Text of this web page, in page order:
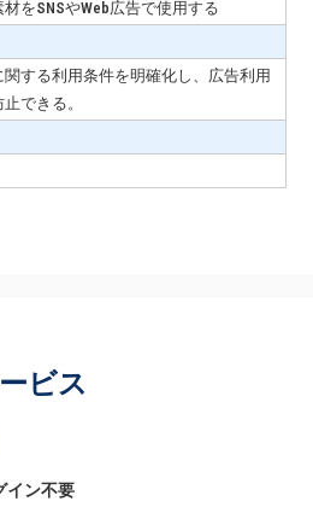
をSNSやWeb広告で使用する
する利用条件を明確化し、広告利用
できる。
ビス
イン不要